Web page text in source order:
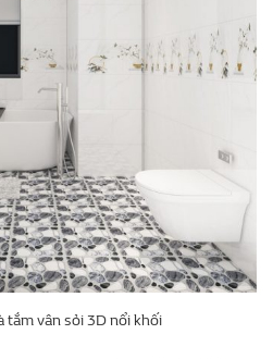
tắm vân sỏi 3D nổi khối